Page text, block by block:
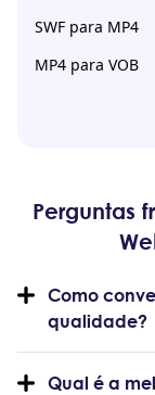
SWF para MP4
MP4 para VOB
Perguntas
Como
qualidade?
Qual é a